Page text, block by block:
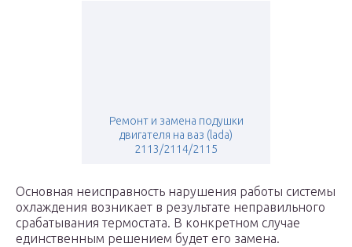
Ремонт и замена подушки
двигателя на ваз (lada)
2113/2114/2115
Основная неисправность нарушения работы системы
охлаждения возникает в результате неправильного
срабатывания термостата. В конкретном случае
единственным решением будет его замена.